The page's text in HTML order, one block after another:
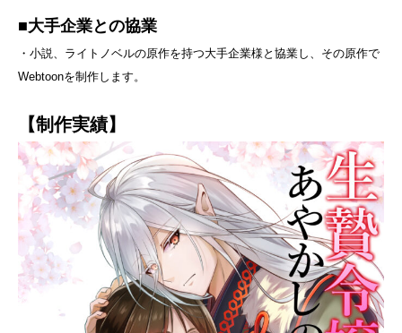
■大手企業との協業
・小説、ライトノベルの原作を持つ大手企業様と協業し、その原作で
Webtoonを制作します。
【制作実績】